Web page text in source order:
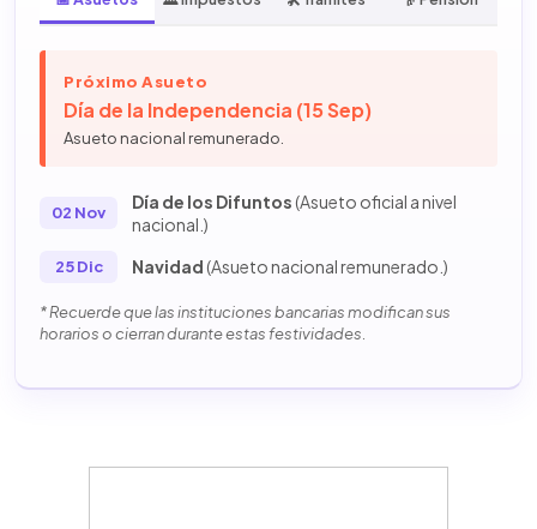
Próximo Asueto
Día de la Independencia (15 Sep)
Asueto nacional remunerado.
02 Nov
Día de los Difuntos(Asueto oficial a nivel
nacional.)
25 Dic Navidad(Asueto nacional remunerado.)
* Recuerde que las instituciones bancarias modifican sus
horarios o cierran durante estas festividades.